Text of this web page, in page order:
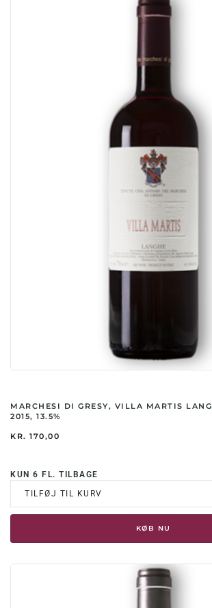
MARCHESI DI GRESY, VILLA MARTIS
2015, 13.5%
KR. 170,00
KUN 6 FL. TILBAGE
TILFØJ TIL KURV
KØB NU